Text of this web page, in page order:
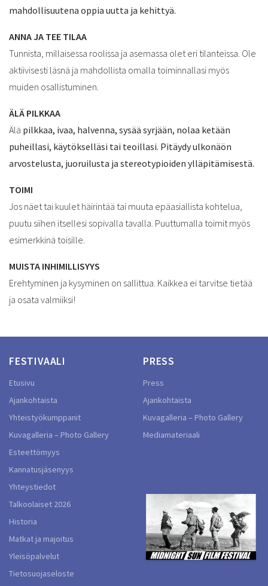
mahdollisuutena oppia uutta ja kehittyä.
ANNA JA TEE TILAA
Tunnista, millaisessa roolissa ja asemassa olet eri tilanteissa. Ole
aktiivisesti läsnä ja mahdollista omalla toiminnallasi myös
muiden osallistuminen.
ÄLÄ PILKKAA
Älä pilkkaa, ivaa, halvenna, sysää syrjään, nolaa ketään
puheillasi, käytökselläsi tai teoillasi. Pitäydy ulkonäön
arvostelusta, juoruilusta ja stereotypioiden ylläpitämisestä.
TOIMI
Jos näet tai kuulet häirintää tai muuta epäasiallista kohtelua,
puutu siihen itsellesi sopivalla tavalla. Puuttumalla toimit myös
esimerkkinä toisille.
MUISTA INHIMILLISYYS
Erehtyminen ja kysyminen on sallittua. Kaikkea ei tarvitse tietää
ja osata valmiiksi!
FESTIVAALI
Etusivu
Ajankohtaista
Yhteistyökumppanit
Kuvagalleria – Photo Gallery
Esteettömyys
Kannatusjäsenyys
Yhteystiedot
Talkoolaiset 2026
Historia
Matkat ja majoitus
Yleisöpalvelut
Tietosuojaseloste
PRESS
Press
Ajankohtaista
Kuvagalleria – Photo Gallery
Mediamateriaali